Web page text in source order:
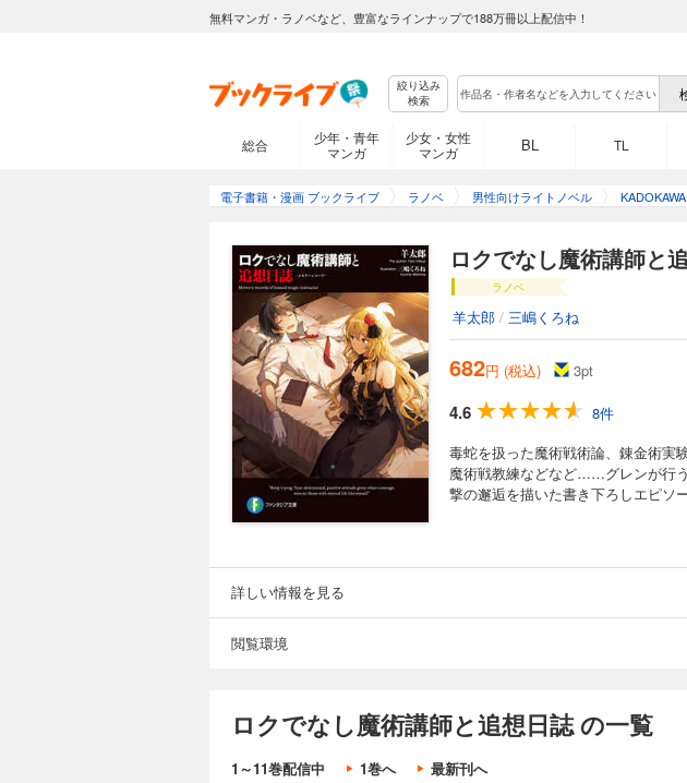
無料マンガ・ラノベなど、豊富なラインナップで188万冊以上配信中！
絞り込み
検索
総合
少年・青年
マンガ
少女・女性
マンガ
BL TL
電子書籍・漫画 ブックライブ ラノベ 男性向けライトノベル KADOKAWA
ロクでなし魔術講師と
ラノベ
羊太郎 / 三嶋くろね
682円 (税込) 3pt
4.6
8件
毒蛇を扱った魔術戦術論、錬金術実
魔術戦教練などなど……グレンが行
撃の邂逅を描いた書き下ろしエピソ
詳しい情報を見る
閲覧環境
ロクでなし魔術講師と追想日誌 の一覧
1～11巻配信中 1巻へ 最新刊へ